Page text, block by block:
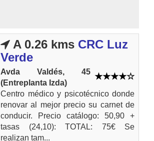
A 0.26 kms CRC Luz
Verde
Avda Valdés, 45
(Entreplanta Izda)
Centro médico y psicotécnico donde
renovar al mejor precio su carnet de
conducir. Precio catálogo: 50,90 +
tasas (24,10): TOTAL: 75€ Se
realizan tam...